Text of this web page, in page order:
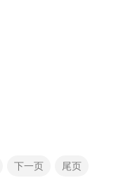
下一页 尾页